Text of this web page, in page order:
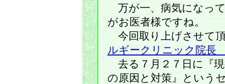
万が一、病気になっ
がお医者様ですね。
今回取り上げさせて
ルギークリニック院長
去る７月２７日に『
の原因と対策』という